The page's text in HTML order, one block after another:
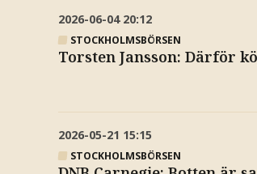
2026-06-04 20:12
STOCKHOLMSBÖRSEN
Torsten Jansson: Därför
2026-05-21 15:15
STOCKHOLMSBÖRSEN